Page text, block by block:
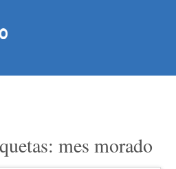
mes morado